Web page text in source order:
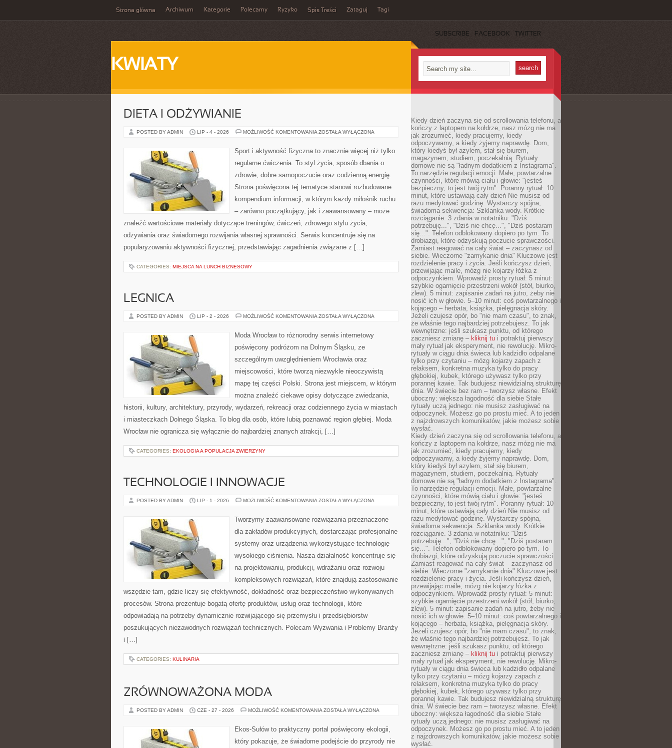
Strona główna Archiwum Kategorie Polecamy Ryzyko Spis Treści Zataguj Tagi
SUBSCRIBE FACEBOOK TWITTER
KWIATY
DIETA I ODŻYWIANIE
POSTED BY ADMIN LIP - 4 - 2026 MOŻLIWOŚĆ KOMENTOWANIA DIETA
ZOSTAŁA WYŁĄCZONA
Sport i aktywność fizyczna to znacznie więcej niż tylko
regularne ćwiczenia. To styl życia, sposób dbania o
zdrowie, dobre samopoczucie oraz codzienną energię.
Strona poświęcona tej tematyce stanowi rozbudowane
kompendium informacji, w którym każdy miłośnik ruchu
– zarówno początkujący, jak i zaawansowany – może
znaleźć wartościowe materiały dotyczące treningów, ćwiczeń, zdrowego stylu życia,
odżywiania oraz świadomego rozwijania własnej sprawności. Serwis koncentruje się na
popularyzowaniu aktywności fizycznej, przedstawiając zagadnienia związane z […]
CATEGORIES: MIEJSCA NA LUNCH BIZNESOWY
LEGNICA
POSTED BY ADMIN LIP - 2 - 2026 MOŻLIWOŚĆ KOMENTOWANIA LEGNICA
ZOSTAŁA WYŁĄCZONA
Moda Wrocław to różnorodny serwis internetowy
poświęcony podróżom na Dolnym Śląsku, ze
szczególnym uwzględnieniem Wrocławia oraz
miejscowości, które tworzą niezwykle nieoczywistą
mapę tej części Polski. Strona jest miejscem, w którym
można znaleźć ciekawe opisy dotyczące zwiedzania,
historii, kultury, architektury, przyrody, wydarzeń, rekreacji oraz codziennego życia w miastach
i miasteczkach Dolnego Śląska. To blog dla osób, które lubią poznawać region głębiej. Moda
Wrocław nie ogranicza się wyłącznie do najbardziej znanych atrakcji, […]
CATEGORIES: EKOLOGIA A POPULACJA ZWIERZYNY
TECHNOLOGIE I INNOWACJE
POSTED BY ADMIN LIP - 1 - 2026 MOŻLIWOŚĆ KOMENTOWANIA TECHNOLOGIE
ZOSTAŁA WYŁĄCZONA
Tworzymy zaawansowane rozwiązania przeznaczone
dla zakładów produkcyjnych, dostarczając profesjonalne
systemy oraz urządzenia wykorzystujące technologię
wysokiego ciśnienia. Nasza działalność koncentruje się
na projektowaniu, produkcji, wdrażaniu oraz rozwoju
kompleksowych rozwiązań, które znajdują zastosowanie
wszędzie tam, gdzie liczy się efektywność, dokładność oraz bezpieczeństwo wykonywanych
procesów. Strona prezentuje bogatą ofertę produktów, usług oraz technologii, które
odpowiadają na potrzeby dynamicznie rozwijającego się przemysłu i przedsiębiorstw
poszukujących niezawodnych rozwiązań technicznych. Polecam Wyzwania i Problemy Branży
i […]
CATEGORIES: KULINARIA
ZRÓWNOWAŻONA MODA
POSTED BY ADMIN CZE - 27 - 2026 MOŻLIWOŚĆ KOMENTOWANIA ZRÓWNOWAŻONA
ZOSTAŁA WYŁĄCZONA
Ekos-Sułów to praktyczny portal poświęcony ekologii,
który pokazuje, że świadome podejście do przyrody nie
Kiedy dzień zaczyna się od scrollowania telefonu, a
kończy z laptopem na kołdrze, nasz mózg nie ma
jak zrozumieć, kiedy pracujemy, kiedy
odpoczywamy, a kiedy żyjemy naprawdę. Dom,
który kiedyś był azylem, stał się biurem,
magazynem, studiem, poczekalnią. Rytuały
domowe nie są "ładnym dodatkiem z Instagrama".
To narzędzie regulacji emocji. Małe, powtarzalne
czynności, które mówią ciału i głowie: "jesteś
bezpieczny, to jest twój rytm". Poranny rytuał: 10
minut, które ustawiają cały dzień Nie musisz od
razu medytować godzinę. Wystarczy spójna,
świadoma sekwencja: Szklanka wody. Krótkie
rozciąganie. 3 zdania w notatniku: "Dziś
potrzebuję...", "Dziś nie chcę...", "Dziś postaram
się...". Telefon odblokowany dopiero po tym. To
drobiazgi, które odzyskują poczucie sprawczości.
Zamiast reagować na cały świat – zaczynasz od
siebie. Wieczorne "zamykanie dnia" Kluczowe jest
rozdzielenie pracy i życia. Jeśli kończysz dzień,
przewijając maile, mózg nie kojarzy łóżka z
odpoczynkiem. Wprowadź prosty rytuał: 5 minut:
szybkie ogarnięcie przestrzeni wokół (stół, biurko,
zlew). 5 minut: zapisanie zadań na jutro, żeby nie
nosić ich w głowie. 5–10 minut: coś powtarzalnego i
kojącego – herbata, książka, pielęgnacja skóry.
Jeżeli czujesz opór, bo "nie mam czasu", to znak,
że właśnie tego najbardziej potrzebujesz. To jak
wewnętrzne: jeśli szukasz punktu, od którego
zaczniesz zmianę – kliknij tu i potraktuj pierwszy
mały rytuał jak eksperyment, nie rewolucję. Mikro-
rytuały w ciągu dnia świeca lub kadzidło odpalane
tylko przy czytaniu – mózg kojarzy zapach z
relaksem, konkretna muzyka tylko do pracy
głębokiej, kubek, którego używasz tylko przy
porannej kawie. Tak budujesz niewidzialną strukturę
dnia. W świecie bez ram – tworzysz własne. Efekt
uboczny: większa łagodność dla siebie Stałe
rytuały uczą jednego: nie musisz zasługiwać na
odpoczynek. Możesz go po prostu mieć. A to jeden
z najzdrowszych komunikatów, jakie możesz sobie
wysłać.
Kiedy dzień zaczyna się od scrollowania telefonu, a
kończy z laptopem na kołdrze, nasz mózg nie ma
jak zrozumieć, kiedy pracujemy, kiedy
odpoczywamy, a kiedy żyjemy naprawdę. Dom,
który kiedyś był azylem, stał się biurem,
magazynem, studiem, poczekalnią. Rytuały
domowe nie są "ładnym dodatkiem z Instagrama".
To narzędzie regulacji emocji. Małe, powtarzalne
czynności, które mówią ciału i głowie: "jesteś
bezpieczny, to jest twój rytm". Poranny rytuał: 10
minut, które ustawiają cały dzień Nie musisz od
razu medytować godzinę. Wystarczy spójna,
świadoma sekwencja: Szklanka wody. Krótkie
rozciąganie. 3 zdania w notatniku: "Dziś
potrzebuję...", "Dziś nie chcę...", "Dziś postaram
się...". Telefon odblokowany dopiero po tym. To
drobiazgi, które odzyskują poczucie sprawczości.
Zamiast reagować na cały świat – zaczynasz od
siebie. Wieczorne "zamykanie dnia" Kluczowe jest
rozdzielenie pracy i życia. Jeśli kończysz dzień,
przewijając maile, mózg nie kojarzy łóżka z
odpoczynkiem. Wprowadź prosty rytuał: 5 minut:
szybkie ogarnięcie przestrzeni wokół (stół, biurko,
zlew). 5 minut: zapisanie zadań na jutro, żeby nie
nosić ich w głowie. 5–10 minut: coś powtarzalnego i
kojącego – herbata, książka, pielęgnacja skóry.
Jeżeli czujesz opór, bo "nie mam czasu", to znak,
że właśnie tego najbardziej potrzebujesz. To jak
wewnętrzne: jeśli szukasz punktu, od którego
zaczniesz zmianę – kliknij tu i potraktuj pierwszy
mały rytuał jak eksperyment, nie rewolucję. Mikro-
rytuały w ciągu dnia świeca lub kadzidło odpalane
tylko przy czytaniu – mózg kojarzy zapach z
relaksem, konkretna muzyka tylko do pracy
głębokiej, kubek, którego używasz tylko przy
porannej kawie. Tak budujesz niewidzialną strukturę
dnia. W świecie bez ram – tworzysz własne. Efekt
uboczny: większa łagodność dla siebie Stałe
rytuały uczą jednego: nie musisz zasługiwać na
odpoczynek. Możesz go po prostu mieć. A to jeden
z najzdrowszych komunikatów, jakie możesz sobie
wysłać.